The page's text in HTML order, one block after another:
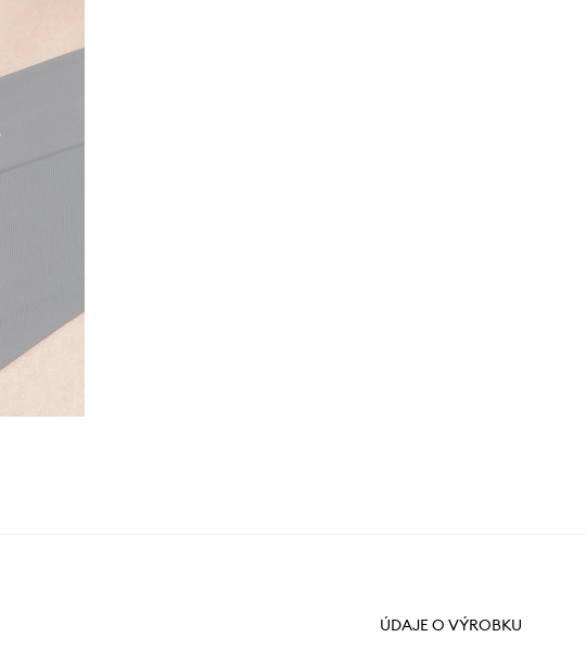
ÚDAJE O VÝROBKU